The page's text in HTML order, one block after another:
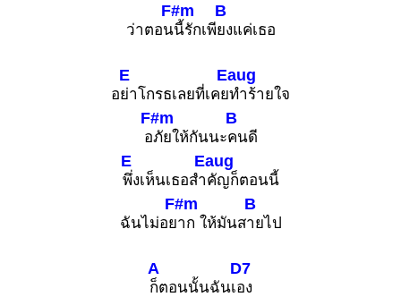
ว่าตอน
F#m
นี้รักเพี
B
ยงแค่เธอ
อ
E
ย่าโกรธเลยที่เคย
Eaug
ทำร้ายใจ
อ
F#m
ภัยให้กันนะ
B
คนดี
E
พึ่งเห็นเธอสำ
Eaug
คัญก็ตอนนี้
ฉันไม่อย
F#m
าก ให้มันส
B
ายไป
A
ก็ตอนนั้นฉันเ
D7
อง